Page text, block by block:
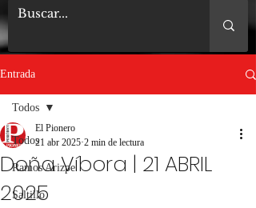
Entrada
Todos
Ramos Arizpe
Saltillo
Todos
Doña Víbora | 21 ABRIL
2025
El Pionero
21 abr 2025 2 min de lectura